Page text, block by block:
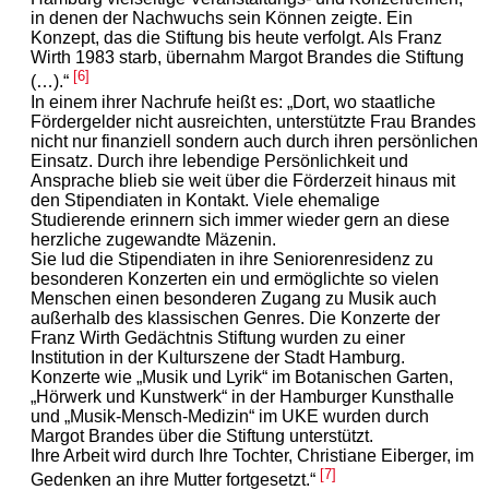
in denen der Nachwuchs sein Können zeigte. Ein
Konzept, das die Stiftung bis heute verfolgt. Als Franz
Wirth 1983 starb, übernahm Margot Brandes die Stiftung
(…).“ [6]
In einem ihrer Nachrufe heißt es: „Dort, wo staatliche
Fördergelder nicht ausreichten, unterstützte Frau Brandes
nicht nur finanziell sondern auch durch ihren persönlichen
Einsatz. Durch ihre lebendige Persönlichkeit und
Ansprache blieb sie weit über die Förderzeit hinaus mit
den Stipendiaten in Kontakt. Viele ehemalige
Studierende erinnern sich immer wieder gern an diese
herzliche zugewandte Mäzenin.
Sie lud die Stipendiaten in ihre Seniorenresidenz zu
besonderen Konzerten ein und ermöglichte so vielen
Menschen einen besonderen Zugang zu Musik auch
außerhalb des klassischen Genres. Die Konzerte der
Franz Wirth Gedächtnis Stiftung wurden zu einer
Institution in der Kulturszene der Stadt Hamburg.
Konzerte wie „Musik und Lyrik“ im Botanischen Garten,
„Hörwerk und Kunstwerk“ in der Hamburger Kunsthalle
und „Musik-Mensch-Medizin“ im UKE wurden durch
Margot Brandes über die Stiftung unterstützt.
Ihre Arbeit wird durch Ihre Tochter, Christiane Eiberger, im
Gedenken an ihre Mutter fortgesetzt.“ [7]